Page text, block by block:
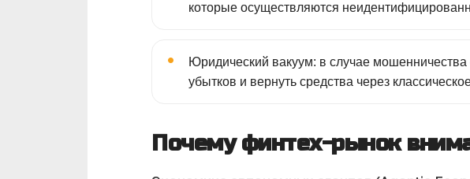
которые осуществляются
•
Юридический вакуум: в случае
убытков и вернуть средства через
Почему финтех-рынок